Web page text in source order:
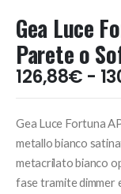
Gea Luce
Parete o
126,88€ -
Gea Luce Fortuna
metallo bianco
metacrilato bianco
fase tramite dimmer